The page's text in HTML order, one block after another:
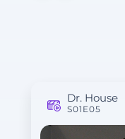
Dr. House
S01E05